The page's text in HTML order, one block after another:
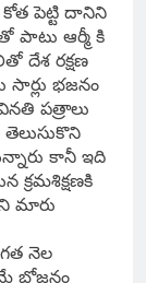
కోత పెట్టి దానిని
పాటు ఆర్మీ కి
దేశ రక్షణ
సార్లు భజనం
పత్రాలు
తెలుసుకొని
కానీ ఇది
క్రమశిక్షణకి
మారు
నెల
భోజనం